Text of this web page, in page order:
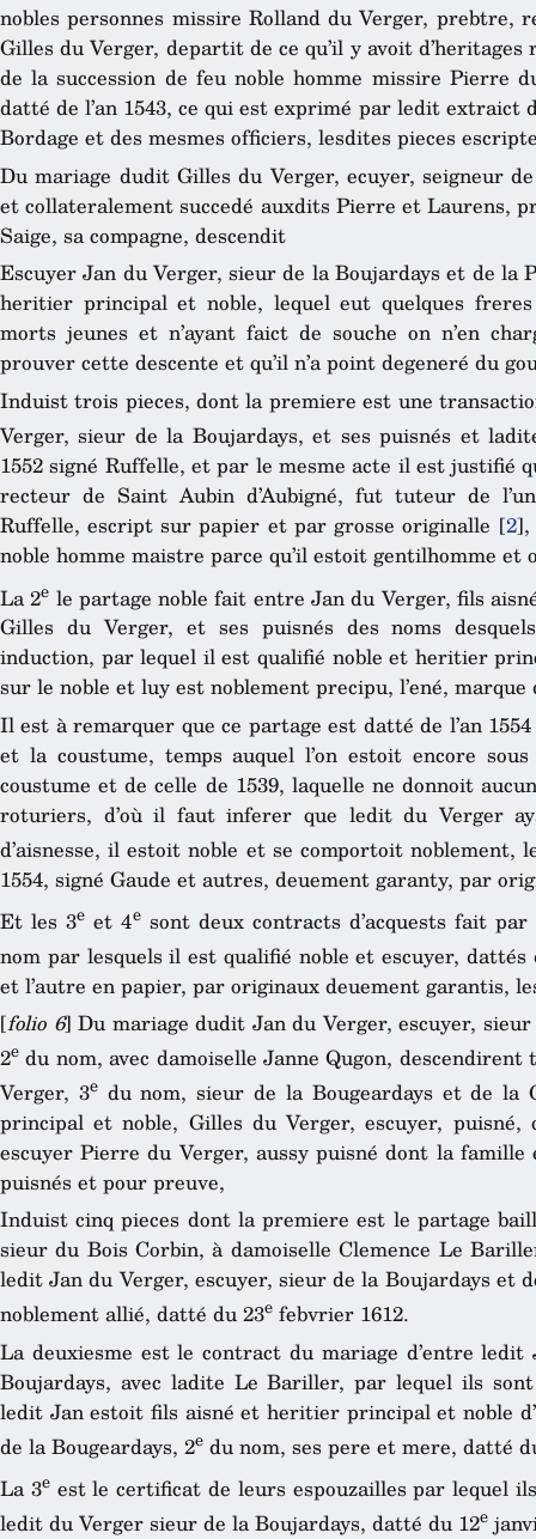
nobles personnes missire Rolland du Verger, prebtre,
Gilles du Verger, departit de ce qu’il y avoit
de la succession de feu noble homme missire Pierre
datté de l’an 1543, ce qui est exprimé par ledit extraict
Bordage et des mesmes officiers, lesdites pieces
Du mariage dudit Gilles du Verger, ecuyer, seigneur
et collateralement succedé auxdits Pierre et Laurens,
Saige, sa compagne, descendit
Escuyer Jan du Verger, sieur de la Boujardays et de la
heritier principal et noble, lequel eut quelques
morts jeunes et n’ayant faict de souche on n’en
prouver cette descente et qu’il n’a point degeneré du
Induist trois pieces, dont la premiere est une
Verger, sieur de la Boujardays, et ses puisnés et
1552 signé Ruffelle, et par le mesme acte il est justifié
recteur de Saint Aubin d’Aubigné, fut tuteur de
Ruffelle, escript sur papier et par grosse originalle [2]
noble homme maistre parce qu’il estoit gentilhomme et
La 2e le partage noble fait entre Jan du Verger, fils
Gilles du Verger, et ses puisnés des noms
induction, par lequel il est qualifié noble et heritier
sur le noble et luy est noblement precipu, l’ené,
Il est à remarquer que ce partage est datté de l’an
et la coustume, temps auquel l’on estoit encore
coustume et de celle de 1539, laquelle ne donnoit
roturiers, d’où il faut inferer que ledit du Verger
d’aisnesse, il estoit noble et se comportoit noblement,
1554, signé Gaude et autres, deuement garanty, par
Et les 3e et 4esont deux contracts d’acquests fait
nom par lesquels il est qualifié noble et escuyer, dattés
et l’autre en papier, par originaux deuement garantis,
[folio 6] Du mariage dudit Jan du Verger, escuyer,
2e du nom, avec damoiselle Janne Qugon,
Verger, 3edu nom, sieur de la Bougeardays et de
principal et noble, Gilles du Verger, escuyer,
escuyer Pierre du Verger, aussy puisné dont la
puisnés et pour preuve,
Induist cinq pieces dont la premiere est le partage
sieur du Bois Corbin, à damoiselle Clemence Le
ledit Jan du Verger, escuyer, sieur de la Boujardays et
noblement allié, datté du 23e febvrier 1612.
La deuxiesme est le contract du mariage d’entre
Boujardays, avec ladite Le Bariller, par lequel ils
ledit Jan estoit fils aisné et heritier principal et noble
de la Bougeardays, 2e du nom, ses pere et mere, datté
La 3eest le certificat de leurs espouzailles par lequel
ledit du Verger sieur de la Boujardays, datté du 12e